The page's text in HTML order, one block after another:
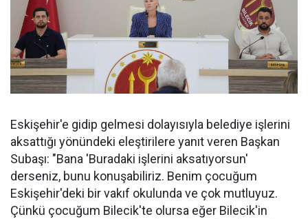
Eskişehir'e gidip gelmesi dolayısıyla belediye işlerini
aksattığı yönündeki eleştirilere yanıt veren Başkan
Subaşı: "Bana 'Buradaki işlerini aksatıyorsun'
derseniz, bunu konuşabiliriz. Benim çocuğum
Eskişehir'deki bir vakıf okulunda ve çok mutluyuz.
Çünkü çocuğum Bilecik'te olursa eğer Bilecik'in